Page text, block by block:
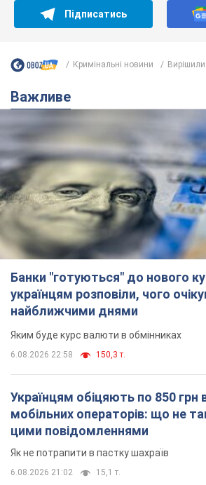
Підписатись
Кримінальні новини
Важливе
Банки "готуються" до нового
українцям розповіли, чого
найближчими днями
Яким буде курс валюти в обмінниках
6.08.2026 22:58 150,3 т.
Українцям обіцяють по 850 грн
мобільних операторів: що не
цими повідомленнями
Як не потрапити в пастку шахраїв
6.08.2026 21:02 15,1 т.